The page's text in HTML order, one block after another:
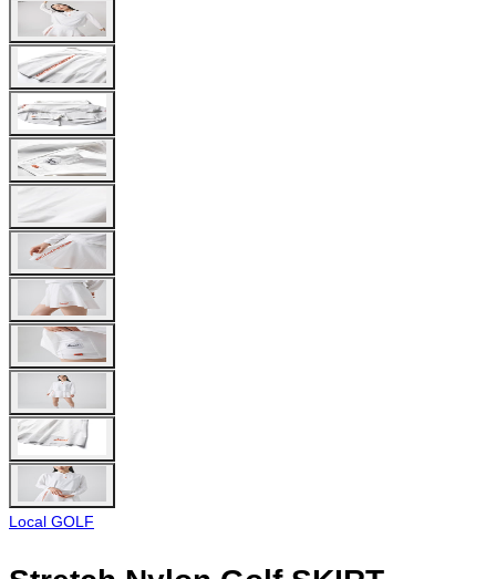
Local GOLF